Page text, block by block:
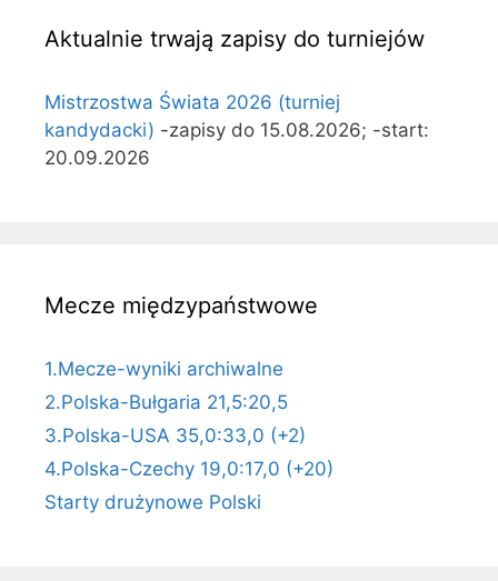
Aktualnie trwają zapisy do turniejów
Mistrzostwa Świata 2026 (turniej
kandydacki) -zapisy do 15.08.2026; -start:
20.09.2026
Mecze międzypaństwowe
1.Mecze-wyniki archiwalne
2.Polska-Bułgaria 21,5:20,5
3.Polska-USA 35,0:33,0 (+2)
4.Polska-Czechy 19,0:17,0 (+20)
Starty drużynowe Polski